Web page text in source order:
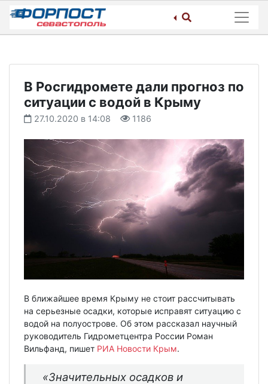
Skip
content
В Росгидромете дали прогноз по
ситуации с водой в Крыму
27.10.2020 в 14:08 1186
В ближайшее время Крыму не стоит рассчитывать
на серьезные осадки, которые исправят ситуацию с
водой на полуострове. Об этом рассказал научный
руководитель Гидрометцентра России Роман
Вильфанд, пишет РИА Новости Крым.
«Значительных осадков и